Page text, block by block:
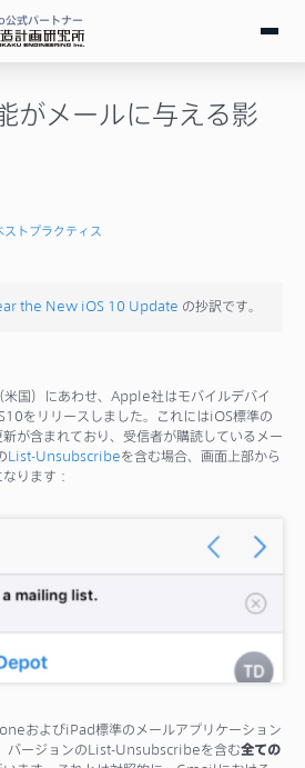
式パートナー
がメールに与える影
ストプラクティス
the New iOS 10 Update の抄訳です。
国）にあわせ、Apple社はモバイルデバイ
をリリースしました。これにはiOS標準の
が含まれており、受信者が購読しているメー
List-Unsubscribeを含む場合、画面上部から
ります：
およびiPad標準のメールアプリケーション
バージョンのList-Unsubscribeを含む全ての